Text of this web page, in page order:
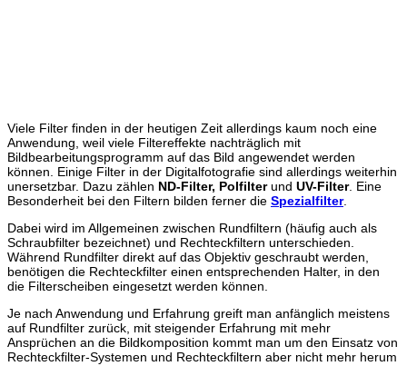
Viele Filter finden in der heutigen Zeit allerdings kaum noch eine
Anwendung, weil viele Filtereffekte nachträglich mit
Bildbearbeitungsprogramm auf das Bild angewendet werden
können. Einige Filter in der Digitalfotografie sind allerdings weiterhin
unersetzbar. Dazu zählen ND-Filter, Polfilterund UV-Filter. Eine
Besonderheit bei den Filtern bilden ferner die Spezialfilter.
Dabei wird im Allgemeinen zwischen Rundfiltern (häufig auch als
Schraubfilter bezeichnet) und Rechteckfiltern unterschieden.
Während Rundfilter direkt auf das Objektiv geschraubt werden,
benötigen die Rechteckfilter einen entsprechenden Halter, in den
die Filterscheiben eingesetzt werden können.
Je nach Anwendung und Erfahrung greift man anfänglich meistens
auf Rundfilter zurück, mit steigender Erfahrung mit mehr
Ansprüchen an die Bildkomposition kommt man um den Einsatz von
Rechteckfilter-Systemen und Rechteckfiltern aber nicht mehr herum